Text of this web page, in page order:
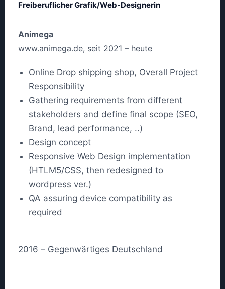
Freiberuflicher Grafik/Web-Designerin
Animega
www.animega.de, seit 2021 – heute
Online Drop shipping shop, Overall Project
Responsibility
Gathering requirements from different
stakeholders and define final scope (SEO,
Brand, lead performance, ..)
Design concept
Responsive Web Design implementation
(HTLM5/CSS, then redesigned to
wordpress ver.)
QA assuring device compatibility as
required
2016 – Gegenwärtiges Deutschland